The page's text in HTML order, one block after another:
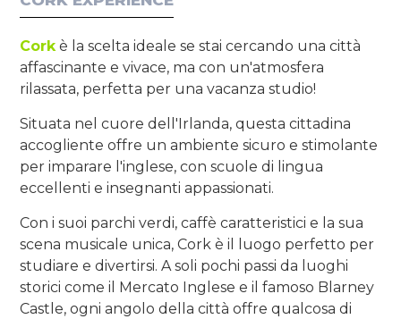
Corkè la scelta ideale se stai cercando una città
affascinante e vivace, ma con un'atmosfera
rilassata, perfetta per una vacanza studio!
Situata nel cuore dell'Irlanda, questa cittadina
accogliente offre un ambiente sicuro e stimolante
per imparare l'inglese, con scuole di lingua
eccellenti e insegnanti appassionati.
Con i suoi parchi verdi, caffè caratteristici e la sua
scena musicale unica, Cork è il luogo perfetto per
studiare e divertirsi. A soli pochi passi da luoghi
storici come il Mercato Inglese e il famoso Blarney
Castle, ogni angolo della città offre qualcosa di